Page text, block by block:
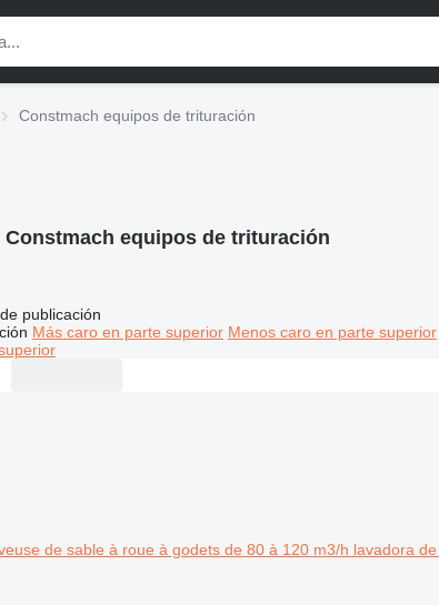
Constmach equipos de trituración
Constmach equipos de trituración
publicación
Más caro en parte superior Menos caro en parte superior